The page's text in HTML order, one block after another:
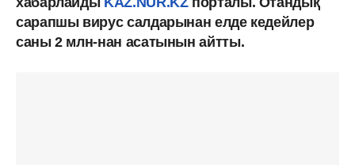
сарапшы вирус салдарынан елде кедейлер
саны 2 млн-нан асатынын айтты.